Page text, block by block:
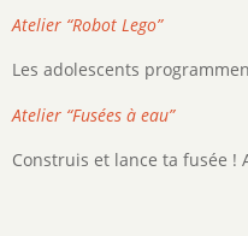
Atelier “Robot Lego”
Les adolescents
Atelier “Fusées à eau”
Construis et lance ta fusée !